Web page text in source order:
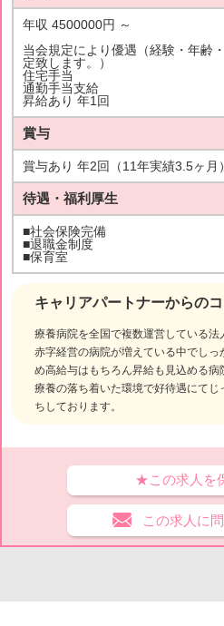
キャリアパートナーからの
療養病院を全国で複数運営している法
赤字経営の病院が増えている中でし
め高給与はもちろん昇給も見込める病
療養の落ち着いた環境で好待遇にて
ちしております。
年収 4500000円 ～
当会規定により優遇（経験・年齢
定致します。）
住宅手当
通勤手当支給
昇給あり 年1回
賞与
賞与あり 年2回（11年実績3.5ヶ月
待遇・福利厚生
■社会保険完備
■退職金制度
■保育室
★この求人を
この求人に